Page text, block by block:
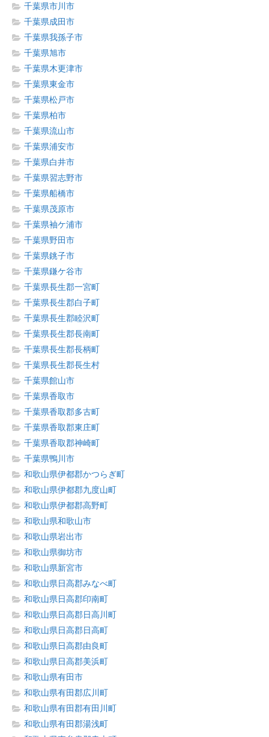
千葉県市川市
千葉県成田市
千葉県我孫子市
千葉県旭市
千葉県木更津市
千葉県東金市
千葉県松戸市
千葉県柏市
千葉県流山市
千葉県浦安市
千葉県白井市
千葉県習志野市
千葉県船橋市
千葉県茂原市
千葉県袖ケ浦市
千葉県野田市
千葉県銚子市
千葉県鎌ケ谷市
千葉県長生郡一宮町
千葉県長生郡白子町
千葉県長生郡睦沢町
千葉県長生郡長南町
千葉県長生郡長柄町
千葉県長生郡長生村
千葉県館山市
千葉県香取市
千葉県香取郡多古町
千葉県香取郡東庄町
千葉県香取郡神崎町
千葉県鴨川市
和歌山県伊都郡かつらぎ町
和歌山県伊都郡九度山町
和歌山県伊都郡高野町
和歌山県和歌山市
和歌山県岩出市
和歌山県御坊市
和歌山県新宮市
和歌山県日高郡みなべ町
和歌山県日高郡印南町
和歌山県日高郡日高川町
和歌山県日高郡日高町
和歌山県日高郡由良町
和歌山県日高郡美浜町
和歌山県有田市
和歌山県有田郡広川町
和歌山県有田郡有田川町
和歌山県有田郡湯浅町